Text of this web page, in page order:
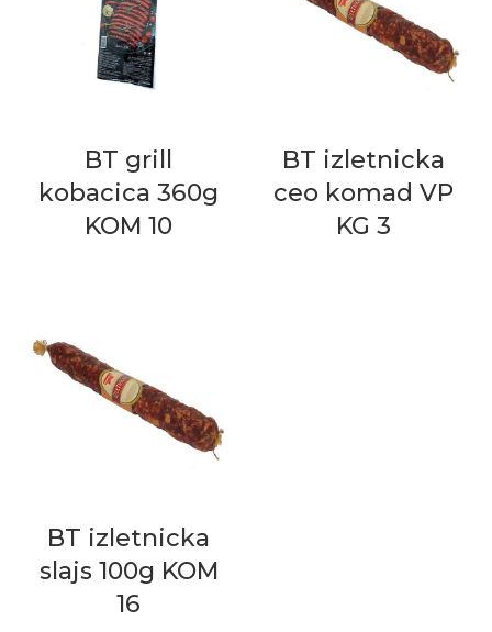
BT grill
kobacica 360g
KOM 10
BT izletnicka
ceo komad VP
KG 3
BT izletnicka
slajs 100g KOM
16